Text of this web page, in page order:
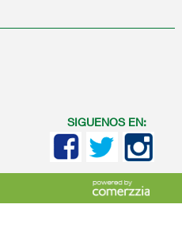
SIGUENOS EN: